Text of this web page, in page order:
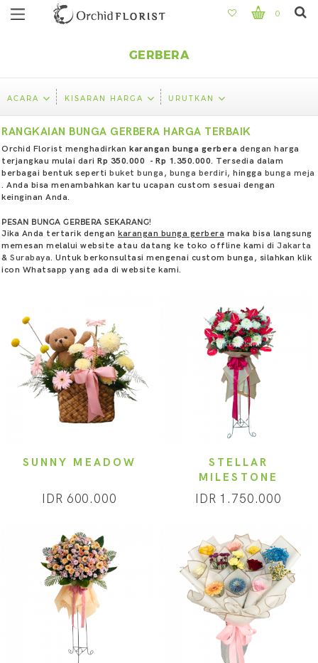
0
GERBERA
ACARA KISARAN HARGA URUTKAN
RANGKAIAN BUNGA GERBERA HARGA TERBAIK
Orchid Florist menghadirkan karangan bunga gerbera dengan harga
terjangkau mulai dari Rp 350.000 - Rp 1.350.000. Tersedia dalam
berbagai bentuk seperti buket bunga , bunga berdiri, hingga bunga meja
. Anda bisa menambahkan kartu ucapan custom sesuai dengan
keinginan Anda.
PESAN BUNGA GERBERA SEKARANG!
Jika Anda tertarik dengan karangan bunga gerbera maka bisa langsung
memesan melalui website atau datang ke toko offline kami di Jakarta
& Surabaya. Untuk berkonsultasi mengenai custom bunga, silahkan klik
icon Whatsapp yang ada di website kami.
SUNNY MEADOW
IDR 600.000
STELLAR
MILESTONE
IDR 1.750.000